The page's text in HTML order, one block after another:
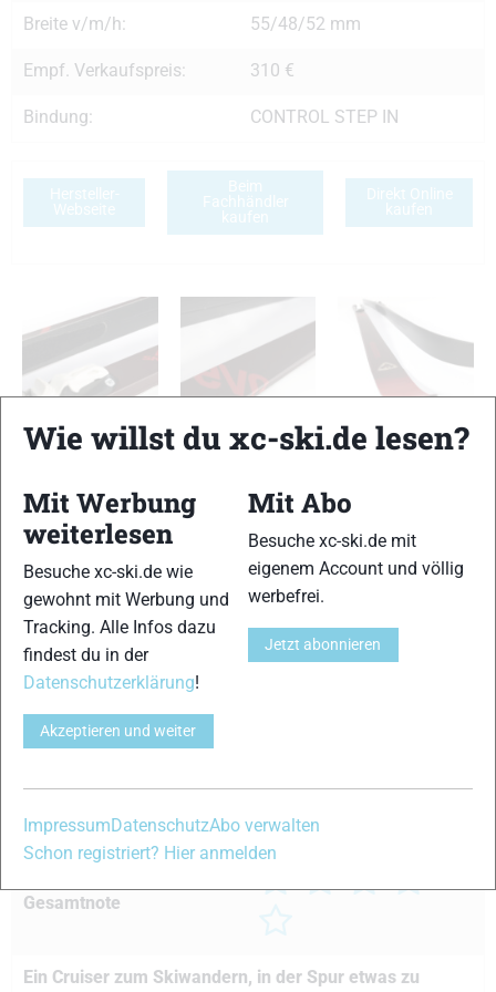
Breite v/m/h: 55/48/52 mm
Empf. Verkaufspreis: 310 €
Bindung: CONTROL STEP IN
Hersteller-
Webseite
Beim
Fachhändler
kaufen
Direkt Online
kaufen
Rossignol EVO XC 55 R-Skin Rossignol EVO XC 55 R-Skin Rossignol EVO XC 55 R-Skin
TESTERGEBNIS
13 von 15
Führung 11 von 15
Gleitfähigkeit
Handling
Abfahrtsverhalten
11 von 15
Gesamtnote
Ein Cruiser zum Skiwandern, in der Spur etwas zu
Wie willst du xc-ski.de lesen?
Mit Werbung
weiterlesen
Besuche xc-ski.de wie
gewohnt mit Werbung und
Tracking. Alle Infos dazu
findest du in der
Datenschutzerklärung!
Akzeptieren und weiter
Mit Abo
Besuche xc-ski.de mit
eigenem Account und völlig
werbefrei.
Jetzt abonnieren
ImpressumDatenschutzAbo verwalten
Schon registriert? Hier anmelden